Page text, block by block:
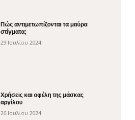
Πώς αντιμετωπίζονται τα μαύρα
στίγματα;
29 Ιουλίου 2024
Χρήσεις και οφέλη της μάσκας
αργίλου
26 Ιουλίου 2024